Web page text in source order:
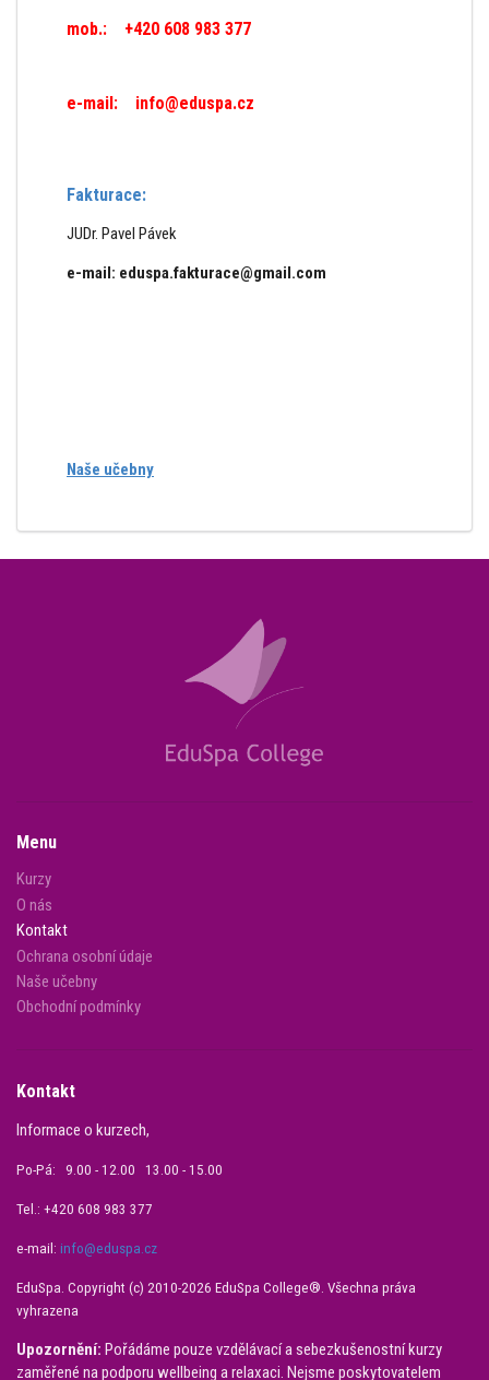
mob.: +420 608 983 377
e-mail: info@eduspa.cz
Fakturace:
JUDr. Pavel Pávek
e-mail: eduspa.fakturace@gmail.com
Naše učebny
Menu
Kurzy
O nás
Kontakt
Ochrana osobní údaje
Naše učebny
Obchodní podmínky
Kontakt
Informace o kurzech,
Po-Pá: 9.00 - 12.00 13.00 - 15.00
Tel.: +420 608 983 377
e-mail: info@eduspa.cz
EduSpa. Copyright (c) 2010-2026 EduSpa College®. Všechna práva
vyhrazena
Upozornění: Pořádáme pouze vzdělávací a sebezkušenostní kurzy
zaměřené na podporu wellbeing a relaxaci. Nejsme poskytovatelem